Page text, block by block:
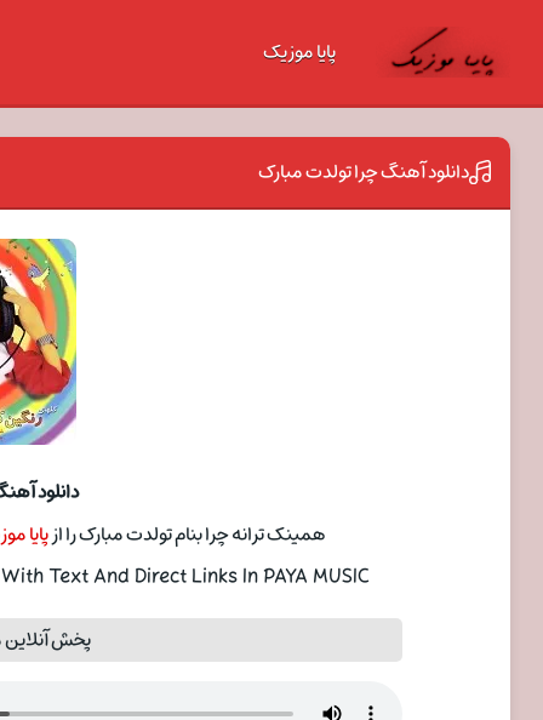
پایا موزیک
دانلود آهنگ چرا تولدت مبارک
دانلود
همینک ترانه چرا بنام تولدت مبارک را ازپایا
Text And Direct Links In PAYA MUSIC
پخش